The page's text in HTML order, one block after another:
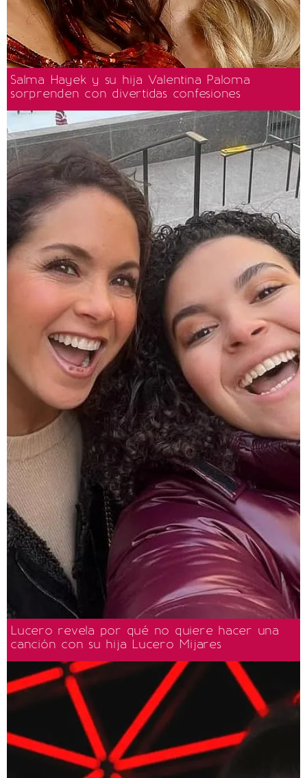
Salma Hayek y su hija Valentina Paloma
sorprenden con divertidas confesiones
Lucero revela por qué no quiere hacer una
canción con su hija Lucero Mijares